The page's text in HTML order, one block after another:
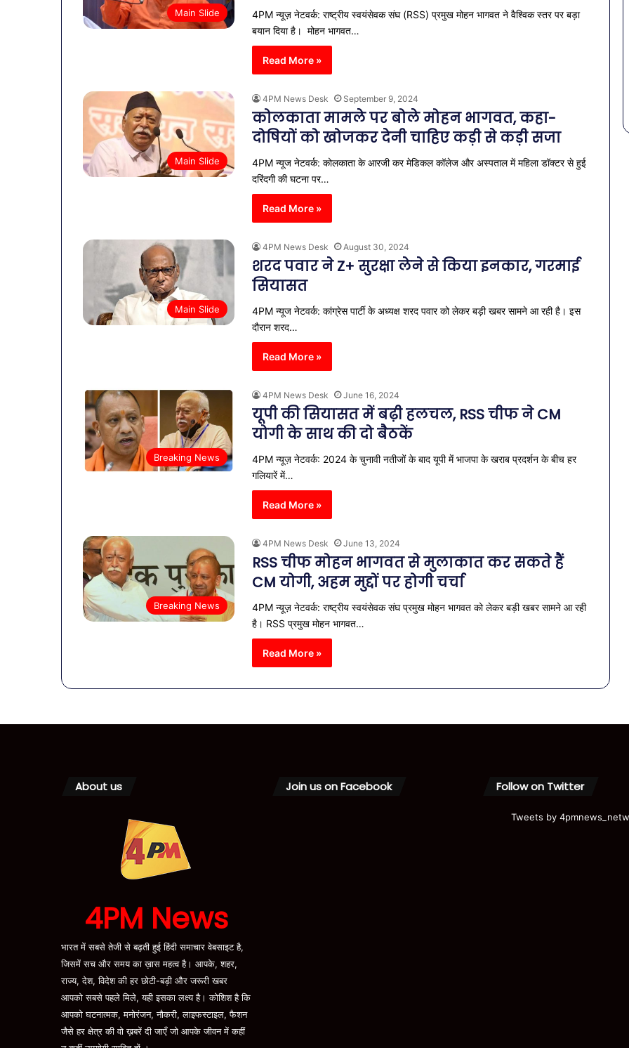
Main Slide
4PM न्यूज़ नेटवर्क: राष्ट्रीय स्वयंसेवक संघ (RSS) प्रमुख मोहन भागवत ने वैश्विक स्तर पर बड़ा
बयान दिया है। मोहन भागवत…
Read More »
Main Slide
4PM News Desk September 9, 2024
कोलकाता मामले पर बोले मोहन भागवत, कहा-
दोषियों को खोजकर देनी चाहिए कड़ी से कड़ी सजा
4PM न्यूज नेटवर्क: कोलकाता के आरजी कर मेडिकल कॉलेज और अस्पताल में महिला डॉक्टर से हुई
दरिंदगी की घटना पर…
Read More »
Main Slide
4PM News Desk August 30, 2024
शरद पवार ने Z+ सुरक्षा लेने से किया इनकार, गरमाई
सियासत
4PM न्यूज नेटवर्क: कांग्रेस पार्टी के अध्यक्ष शरद पवार को लेकर बड़ी खबर सामने आ रही है। इस
दौरान शरद…
Read More »
Breaking News
4PM News Desk June 16, 2024
यूपी की सियासत में बढ़ी हलचल, RSS चीफ ने CM
योगी के साथ की दो बैठकें
4PM न्यूज़ नेटवर्क: 2024 के चुनावी नतीजों के बाद यूपी में भाजपा के खराब प्रदर्शन के बीच हर
गलियारें में…
Read More »
Breaking News
4PM News Desk June 13, 2024
RSS चीफ मोहन भागवत से मुलाकात कर सकते हैं
CM योगी, अहम मुद्दों पर होगी चर्चा
4PM न्यूज़ नेटवर्क: राष्ट्रीय स्वयंसेवक संघ प्रमुख मोहन भागवत को लेकर बड़ी खबर सामने आ रही
है। RSS प्रमुख मोहन भागवत…
Read More »
About us
4PM News
भारत में सबसे तेजी से बढ़ती हुई हिंदी समाचार वेबसाइट है,
जिसमें सच और समय का ख़ास महत्व है। आपके, शहर,
राज्य, देश, विदेश की हर छोटी-बड़ी और जरूरी खबर
आपको सबसे पहले मिले, यही इसका लक्ष्य है। कोशिश है कि
आपको घटनात्मक, मनोरंजन, नौकरी, लाइफस्टाइल, फैशन
जैसे हर क्षेत्र की वो ख़बरें दी जाएँ जो आपके जीवन में कहीं
Join us on Facebook Follow on Twitter
Tweets by